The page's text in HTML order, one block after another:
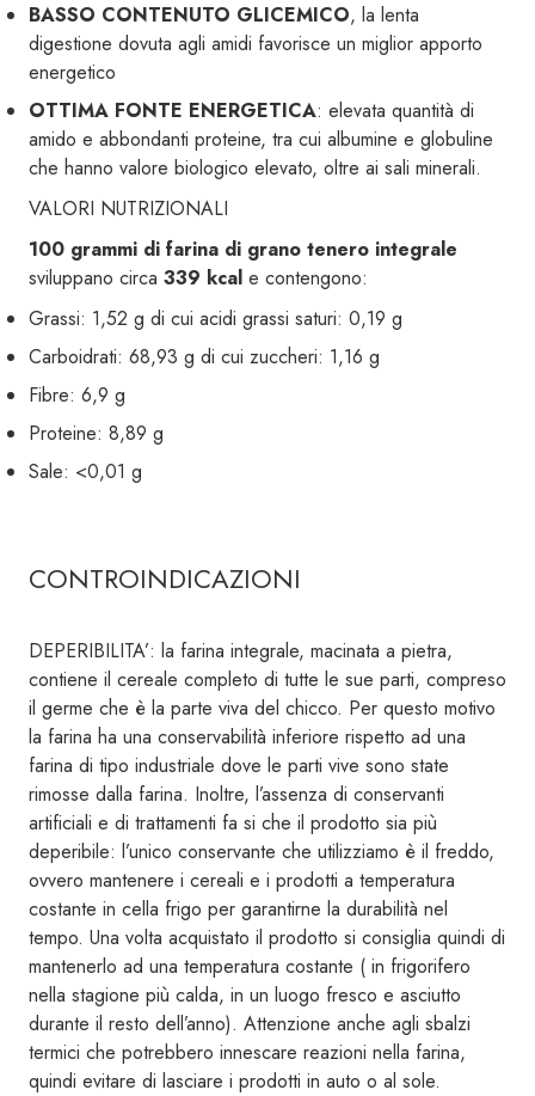
BASSO CONTENUTO GLICEMICO, la lenta
digestione dovuta agli amidi favorisce un miglior apporto
energetico
OTTIMA FONTE ENERGETICA: elevata quantità di
amido e abbondanti proteine, tra cui albumine e globuline
che hanno valore biologico elevato, oltre ai sali minerali.
VALORI NUTRIZIONALI
100 grammi di farina di grano tenero integrale
sviluppano circa 339 kcal e contengono:
Grassi: 1,52 g di cui acidi grassi saturi: 0,19 g
Carboidrati: 68,93 g di cui zuccheri: 1,16 g
Fibre: 6,9 g
Proteine: 8,89 g
Sale: <0,01 g
CONTROINDICAZIONI
DEPERIBILITA’: la farina integrale, macinata a pietra,
contiene il cereale completo di tutte le sue parti, compreso
il germe che è la parte viva del chicco. Per questo motivo
la farina ha una conservabilità inferiore rispetto ad una
farina di tipo industriale dove le parti vive sono state
rimosse dalla farina. Inoltre, l’assenza di conservanti
artificiali e di trattamenti fa si che il prodotto sia più
deperibile: l’unico conservante che utilizziamo è il freddo,
ovvero mantenere i cereali e i prodotti a temperatura
costante in cella frigo per garantirne la durabilità nel
tempo. Una volta acquistato il prodotto si consiglia quindi di
mantenerlo ad una temperatura costante ( in frigorifero
nella stagione più calda, in un luogo fresco e asciutto
durante il resto dell’anno). Attenzione anche agli sbalzi
termici che potrebbero innescare reazioni nella farina,
quindi evitare di lasciare i prodotti in auto o al sole.